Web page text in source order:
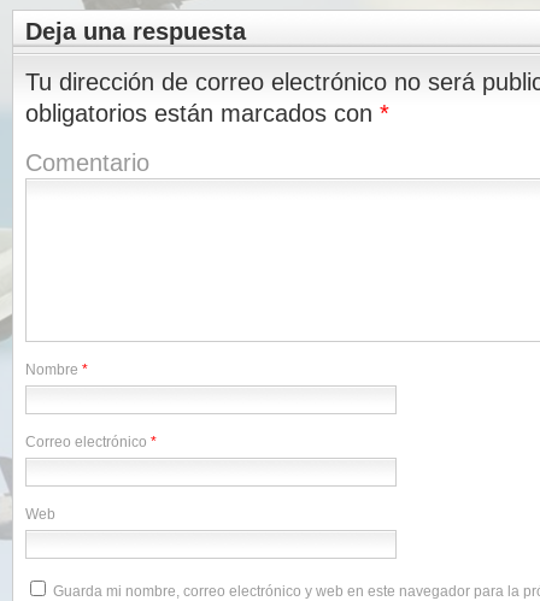
Deja una respuesta
Tu dirección de correo electrónico no será
obligatorios están marcados con *
Comentario
Nombre *
Correo electrónico *
Web
Guarda mi nombre, correo electrónico y web en este navegador para la